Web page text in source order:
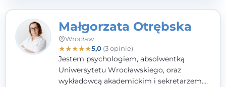
Małgorzata Otrębska
Wrocław
★★★★★5,0(3 opinie)
Jestem psychologiem, absolwentką
Uniwersytetu Wrocławskiego, oraz
wykładowcą akademickim i sekretarzem.